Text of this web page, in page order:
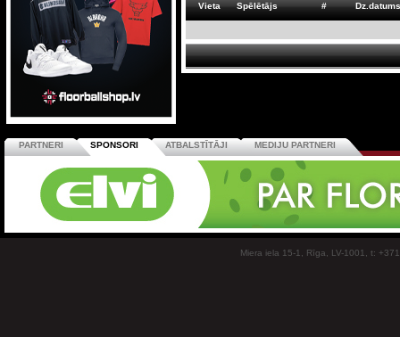
Vieta Spēlētājs # Dz.datums
PARTNERI SPONSORI ATBALSTĪTĀJI MEDIJU PARTNERI
Miera iela 15-1, Rīga, LV-1001, t: